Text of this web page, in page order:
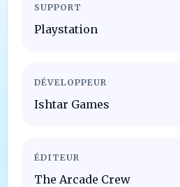
SUPPORT
Playstation
DÉVELOPPEUR
Ishtar Games
ÉDITEUR
The Arcade Crew